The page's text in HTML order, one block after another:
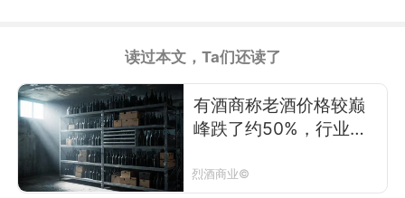
读过本文，Ta们还读了
有酒商称老酒价格较巅
峰跌了约50%，行业洗
烈酒商业©